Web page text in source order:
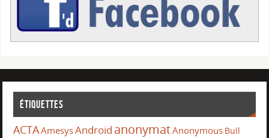
Étiquettes
ACTAAmesysAndroid anonymatAnonymous Bull